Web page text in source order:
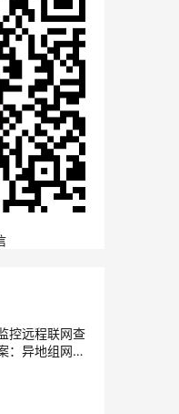
控远程联网查
：异地组网解